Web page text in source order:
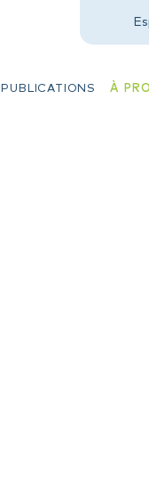
PUBLICATIONS À